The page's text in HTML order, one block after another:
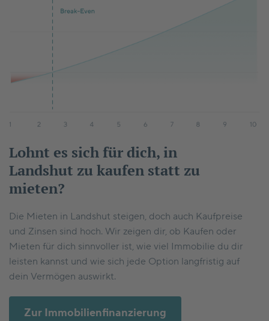
Lohnt es sich für dich, in
Landshut zu kaufen statt zu
mieten?
Die Mieten in Landshut steigen, doch auch Kaufpreise
und Zinsen sind hoch. Wir zeigen dir, ob Kaufen oder
Mieten für dich sinnvoller ist, wie viel Immobilie du dir
leisten kannst und wie sich jede Option langfristig auf
dein Vermögen auswirkt.
Zur Immobilienfinanzierung